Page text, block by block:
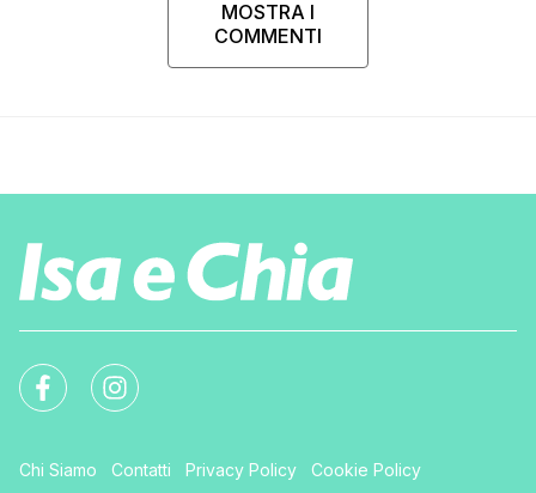
MOSTRA I
COMMENTI
Chi Siamo Contatti Privacy Policy
Cookie Policy